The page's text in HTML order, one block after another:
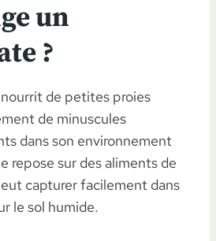
un
?
de petites proies
de minuscules
dans son environnement
repose sur des aliments de
capturer facilement dans
le sol humide.